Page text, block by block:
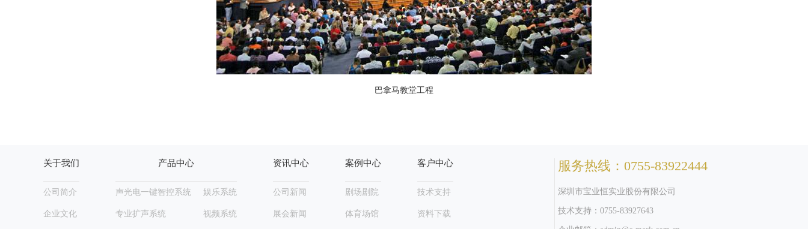
巴拿马教堂工程
关于我们
公司简介
企业文化
产品中心
声光电一键智控系统
专业扩声系统
娱乐系统
视频系统
资讯中心
公司新闻
展会新闻
案例中心
剧场剧院
体育场馆
客户中心
技术支持
资料下载
服务热线：0755-83922444
深圳市宝业恒实业股份有限公司
技术支持：0755-83927643